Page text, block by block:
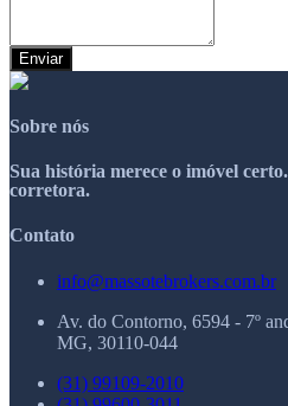
Enviar
Sobre nós
Sua história merece o imóvel
corretora.
Contato
info@massotebrokers.com.br
Av. do Contorno, 6594 - 7º
MG, 30110-044
(31) 99109-2010